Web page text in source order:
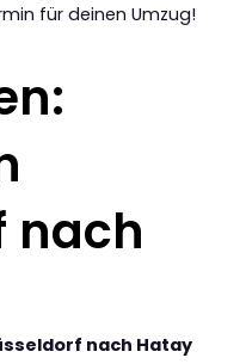
für deinen Umzug!
nach
nach Hatay